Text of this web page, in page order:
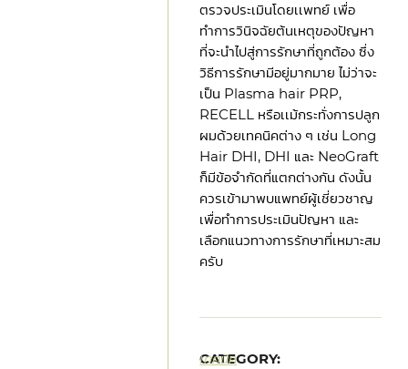
ตรวจประเมินโดยเเพทย์ เพื่อ
ทำการวินิจฉัยต้นเหตุของปัญหา
ที่จะนำไปสู่การรักษาที่ถูกต้อง ซึ่ง
วิธีการรักษามีอยู่มากมาย ไม่ว่าจะ
เป็น Plasma hair PRP,
RECELL หรือเเม้กระทั่งการปลูก
ผมด้วยเทคนิคต่าง ๆ เช่น Long
Hair DHI, DHI และ NeoGraft
ก็มีข้อจำกัดที่แตกต่างกัน ดังนั้น
ควรเข้ามาพบแพทย์ผู้เชี่ยวชาญ
เพื่อทำการประเมินปัญหา และ
เลือกแนวทางการรักษาที่เหมาะสม
ครับ
CATEGORY:
เทคนิค